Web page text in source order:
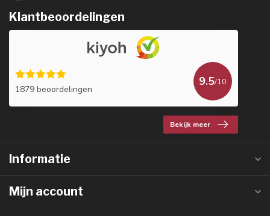
Klantbeoordelingen
1879 beoordelingen
9.5/10
Bekijk meer
Informatie
Mijn account